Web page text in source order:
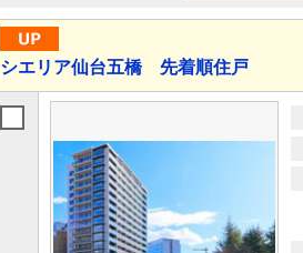
シエリア仙台五橋 先着順住戸